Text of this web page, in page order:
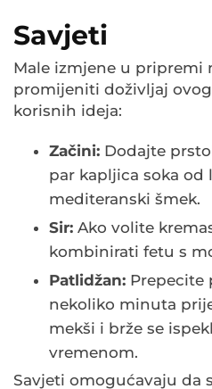
Savjeti
Male izmjene u pripremi
promijeniti doživljaj
korisnih ideja:
Začini: Dodajte
par kapljica soka od
mediteranski šmek.
Sir: Ako volite
kombinirati fetu s
Patlidžan: Prepecite
nekoliko minuta
mekši i brže se
vremenom.
Savjeti omogućavaju da